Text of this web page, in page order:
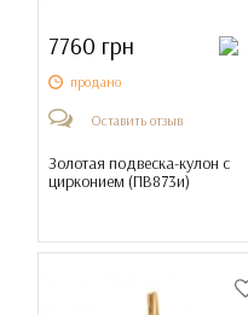
7760 грн
продано
Оставить отзыв
Золотая подвеска-кулон с
цирконием (ПВ873и)